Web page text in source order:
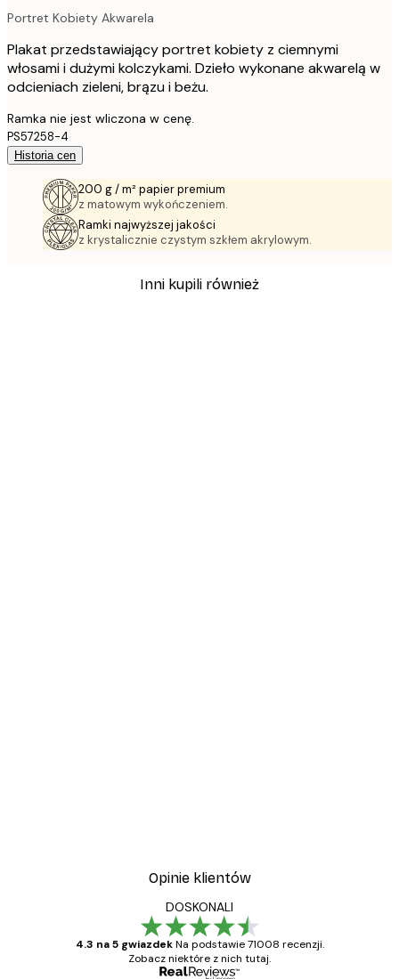
Portret Kobiety Akwarela
Plakat przedstawiający portret kobiety z ciemnymi
włosami i dużymi kolczykami. Dzieło wykonane akwarelą w
odcieniach zieleni, brązu i beżu.
Ramka nie jest wliczona w cenę.
PS57258-4
Historia cen
200 g / m² papier premium
z matowym wykończeniem.
Ramki najwyższej jakości
z krystalicznie czystym szkłem akrylowym.
Inni kupili również
Opinie klientów
DOSKONALI
4.3 na 5 gwiazdek Na podstawie 71008 recenzji.
Zobacz niektóre z nich tutaj.